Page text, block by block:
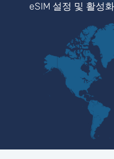
eSIM 설정 및 활성